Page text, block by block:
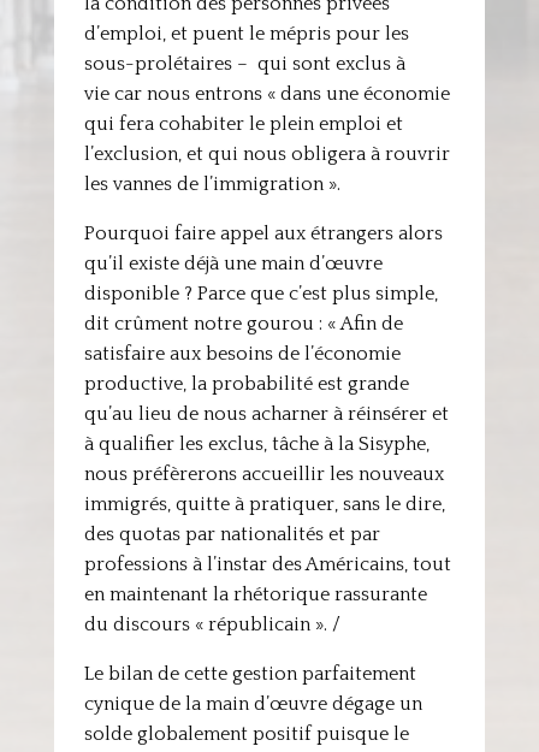
d’emploi, et puent le mépris pour les
sous-prolétaires – qui sont exclus à
vie car nous entrons « dans une économie
qui fera cohabiter le plein emploi et
l’exclusion, et qui nous obligera à rouvrir
les vannes de l’immigration ».
Pourquoi faire appel aux étrangers alors
qu’il existe déjà une main d’œuvre
disponible ? Parce que c’est plus simple,
dit crûment notre gourou : « Afin de
satisfaire aux besoins de l’économie
productive, la probabilité est grande
qu’au lieu de nous acharner à réinsérer et
à qualifier les exclus, tâche à la Sisyphe,
nous préfèrerons accueillir les nouveaux
immigrés, quitte à pratiquer, sans le dire,
des quotas par nationalités et par
professions à l’instar des Américains, tout
en maintenant la rhétorique rassurante
du discours « républicain ». /
Le bilan de cette gestion parfaitement
cynique de la main d’œuvre dégage un
solde globalement positif puisque le